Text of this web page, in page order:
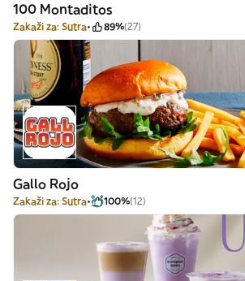
100 Montaditos
Zakaži za: Sutra 89%(27)
Gallo Rojo
Zakaži za: Sutra 100%(12)